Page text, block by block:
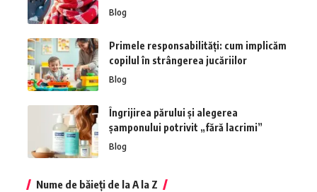
Blog
Primele responsabilități: cum implicăm
copilul în strângerea jucăriilor
Blog
Îngrijirea părului și alegerea
șamponului potrivit „fără lacrimi”
Blog
Nume de băieți de la A la Z